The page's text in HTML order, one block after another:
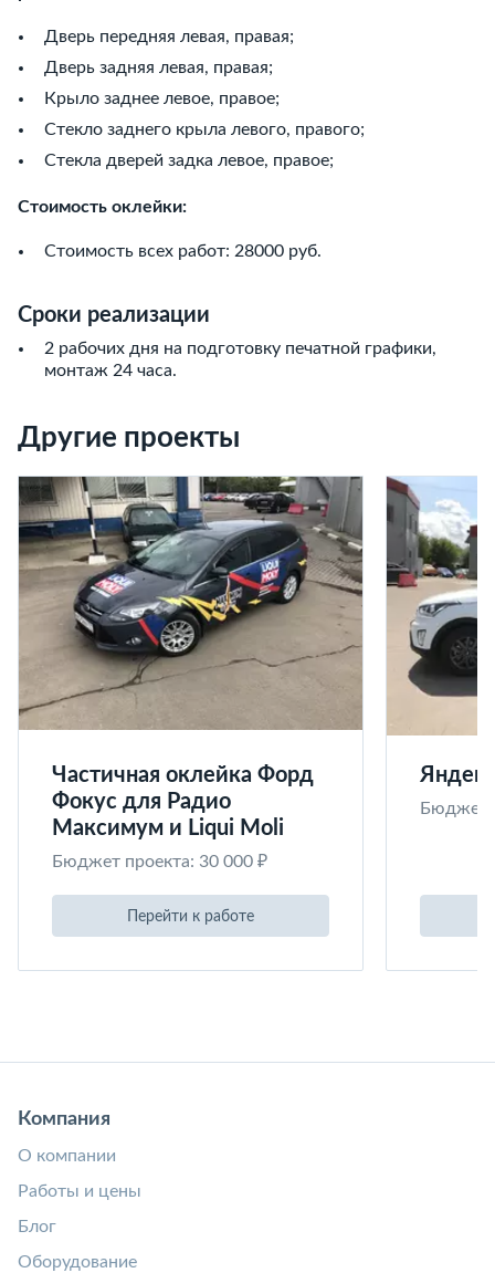
Дверь передняя левая, правая;
Дверь задняя левая, правая;
Крыло заднее левое, правое;
Стекло заднего крыла левого, правого;
Стекла дверей задка левое, правое;
Стоимость оклейки:
Стоимость всех работ: 28000 руб.
Сроки реализации
2 рабочих дня на подготовку печатной графики,
монтаж 24 часа.
Другие проекты
Частичная оклейка Форд
Фокус для Радио
Максимум и Liqui Moli
Бюджет проекта: 30 000 ₽
Перейти к работе
Бюджет
Компания
О компании
Работы и цены
Блог
Оборудование